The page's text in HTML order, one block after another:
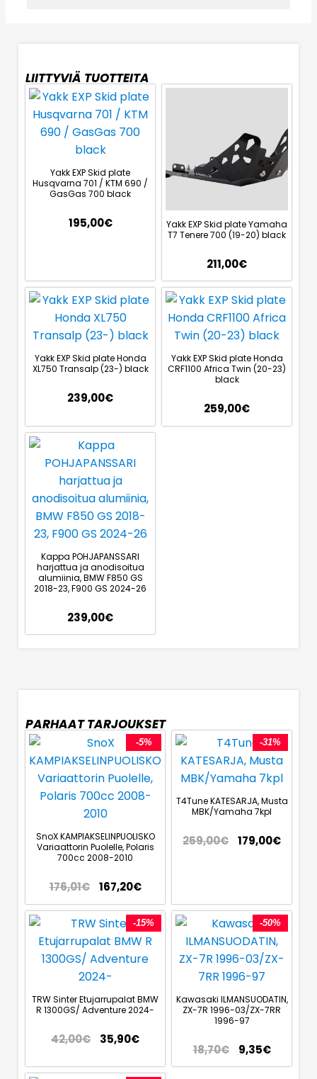
LIITTYVIÄ TUOTTEITA
Yakk EXP Skid plate
Husqvarna 701 / KTM 690 /
GasGas 700 black
195,00€
Yakk EXP Skid plate Yamaha
T7 Tenere 700 (19-20) black
211,00€
Yakk EXP Skid plate Honda
XL750 Transalp (23-) black
239,00€
Yakk EXP Skid plate Honda
CRF1100 Africa Twin (20-23)
black
259,00€
Kappa POHJAPANSSARI
harjattua ja anodisoitua
alumiinia, BMW F850 GS
2018-23, F900 GS 2024-26
239,00€
PARHAAT TARJOUKSET
-5%
SnoX KAMPIAKSELINPUOLISKO
Variaattorin Puolelle, Polaris
700cc 2008-2010
176,01€ 167,20€
-31%
T4Tune KATESARJA, Musta
MBK/Yamaha 7kpl
259,00€ 179,00€
-15%
TRW Sinter Etujarrupalat BMW
R 1300GS/ Adventure 2024-
42,00€ 35,90€
-50%
Kawasaki ILMANSUODATIN,
ZX-7R 1996-03/ZX-7RR
1996-97
18,70€ 9,35€